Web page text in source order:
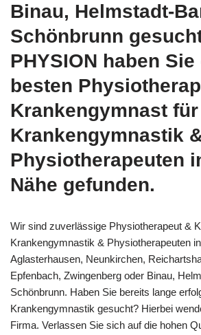
Binau, Helmstadt-
Schönbrunn
PHYSION haben Sie
besten
Krankengymnast für
Krankengymnastik
Physiotherapeuten
Nähe gefunden.
Wir sind zuverlässige Physiotherapeut &
Krankengymnastik & Physiotherapeuten
Aglasterhausen, Neunkirchen,
Epfenbach, Zwingenberg oder Binau,
Schönbrunn. Haben Sie bereits lange
Krankengymnastik gesucht? Hierbei
Firma. Verlassen Sie sich auf die hohen